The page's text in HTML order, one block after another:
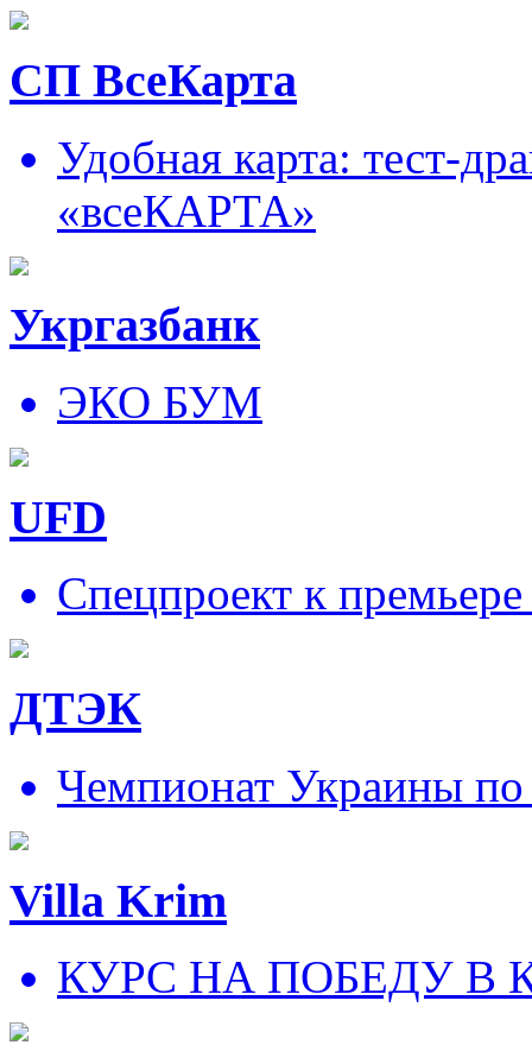
СП ВсеКарта
Удобная карта: тест-
«всеКАРТА»
Укргазбанк
ЭКО БУМ
UFD
Спецпроект к
ДТЭК
Чемпионат Украины
Villa Krim
КУРС НА ПОБЕДУ В